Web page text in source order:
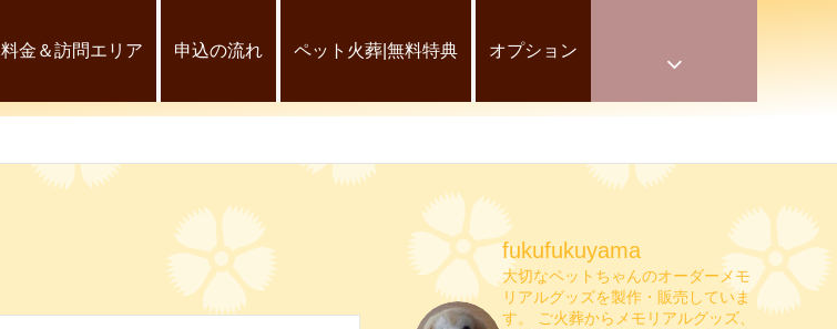
料金＆訪問エリア 申込の流れ ペット火葬|無料特典 オプション
fukufukuyama
大切なペットちゃんのオーダーメモ
リアルグッズを製作・販売していま
す。
ご火葬からメモリアルグッズ、